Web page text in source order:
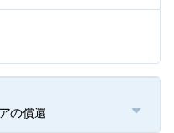
の償還